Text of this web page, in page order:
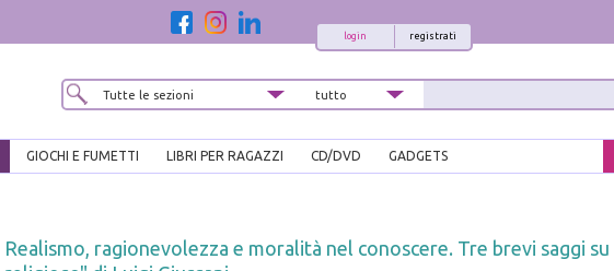
registrati
login
GIOCHI E FUMETTI LIBRI PER RAGAZZI CD/DVD GADGETS
Realismo, ragionevolezza e moralità nel conoscere. Tre brevi saggi su